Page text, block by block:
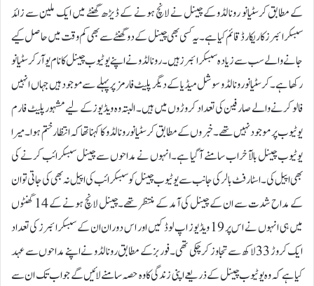
کے مطابق کرسٹیانو رونالڈو کے چینل نے لانچ ہونے کے ڈیڑھ گھنٹے میں ایک ملین سے زائد
سبسکرائبرز کا ریکارڈ قائم کیا ہے۔ یہ کسی بھی چینل کے دو گھنٹے سے بھی کم وقت میں حاصل کیے
جانے والے سب سے زیادہ سبسکرائبرز ہیں۔رونالڈو نے اپنے یو ٹیوب چینل کا نام یو آر کرسٹیانو
رکھا ہے۔کرسٹیانو رونالڈو سوشل میڈیا کے دیگر پلیٹ فارمز پر پہلے سے موجود ہیں جہاں انہیں
فالو کرنے والے صارفین کی تعداد کروڑوں میں ہیں۔ البتہ وہ ویڈیوز کے لیے مشہور پلیٹ فارم
یوٹیوب پر موجود نہیں تھے۔خبر وں کے مطابق کرسٹیانو رونالڈو کا کہنا تھا کہ انتظار ختم ہوا۔ میرا
یوٹیوب چینل بالآخر اب سامنے آ گیا ہے۔ انہوں نے مداحوں سے چینل سبسکرائب کرنے کی
بھی اپیل کی۔اسٹار فٹ بالر کی جانب سے یوٹیوب چینل کو سبسکرائب کی اپیل نہ بھی کی جاتی تو ان
کے مداح شدت سے ان کے چینل کی آمد کے منتظر تھے۔چینل لانچ ہونے کے 14 گھنٹوں
میں ہی انہوں نے اس پر 19 ویڈیوز اپ لوڈ کیں اور اس دوران ان کے سبسکرائبرز کی تعداد
ایک کروڑ 33 لاکھ سے تجاوز کر چکی تھی۔فوربز کے مطابق رونالڈو نے اپنے مداحوں سے عہد
کیا ہے کہ وہ یوٹیوب چینل کے ذریعے اپنی زندگی کا وہ حصہ سامنے لائیں گے جو اب تک ان سے